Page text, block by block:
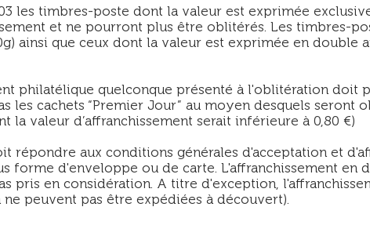
les timbres-poste dont la valeur est exprimée
et ne pourront plus être oblitérés. Les timbres-
ainsi que ceux dont la valeur est exprimée en double
philatélique quelconque présenté à l'oblitération doit
les cachets “Premier Jour” au moyen desquels seront
la valeur d’affranchissement serait inférieure à 0,80 €)
répondre aux conditions générales d'acceptation et
forme d'enveloppe ou de carte. L'affranchissement
pris en considération. A titre d'exception,
peuvent pas être expédiées à découvert).